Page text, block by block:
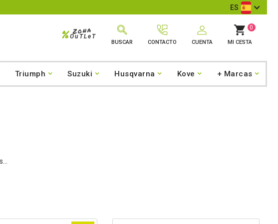
ES
Zona
%OuTLeT
BUSCAR CONTACTO CUENTA
0
MI CESTA
Triumph Suzuki Husqvarna Kove + Marcas